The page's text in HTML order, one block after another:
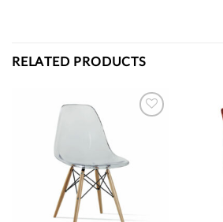
RELATED PRODUCTS